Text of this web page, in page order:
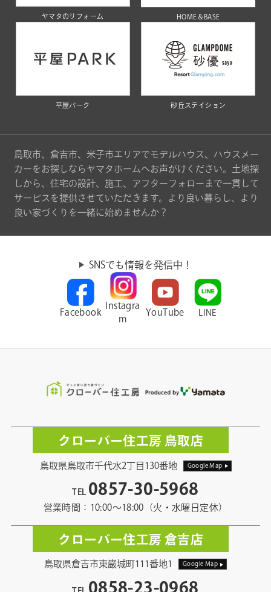
ヤマタのリフォーム HOME＆BASE
平屋パーク 砂丘ステイション
鳥取市、倉吉市、米子市エリアでモデルハウス、ハウスメー
カーをお探しならヤマタホームへお声がけください。土地探
しから、住宅の設計、施工、アフターフォローまで一貫して
サービスを提供させていただきます。より良い暮らし、より
良い家づくりを一緒に始めませんか？
SNSでも情報を発信中！
Facebook
Instagra
m
YouTube LINE
クローバー住工房 鳥取店
鳥取県鳥取市千代水2丁目130番地 Google Map
TEL 0857-30-5968
営業時間：10:00〜18:00（火・水曜日定休）
クローバー住工房 倉吉店
鳥取県倉吉市東巌城町111番地1 Google Map
0858-23-0968